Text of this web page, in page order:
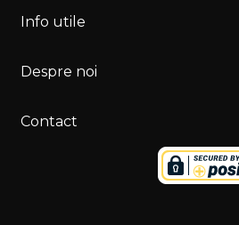
Info utile
Despre noi
Contact